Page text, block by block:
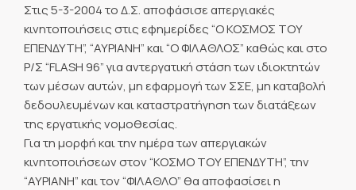
Στις 5-3-2004 το Δ.Σ. αποφάσισε απεργιακές
κινητοποιήσεις στις εφημερίδες “Ο ΚΟΣΜΟΣ ΤΟΥ
ΕΠΕΝΔΥΤΗ”, “ΑΥΡΙΑΝΗ” και “Ο ΦΙΛΑΘΛΟΣ” καθώς και στο
Ρ/Σ “FLASH 96” για αντεργατική στάση των ιδιοκτητών
των μέσων αυτών, μη εφαρμογή των ΣΣΕ, μη καταβολή
δεδουλευμένων και καταστρατήγηση των διατάξεων
της εργατικής νομοθεσίας.
Για τη μορφή και την ημέρα των απεργιακών
κινητοποιήσεων στον “ΚΟΣΜΟ ΤΟΥ ΕΠΕΝΔΥΤΗ”, την
“ΑΥΡΙΑΝΗ” και τον “ΦΙΛΑΘΛΟ” θα αποφασίσει η